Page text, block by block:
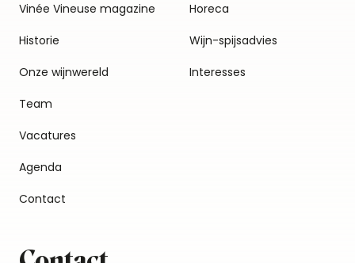
Vinée Vineuse magazine
Historie
Onze wijnwereld
Team
Vacatures
Agenda
Contact
Horeca
Wijn-spijsadvies
Interesses